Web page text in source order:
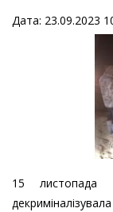
Дата: 23.09.2023
15 листопада